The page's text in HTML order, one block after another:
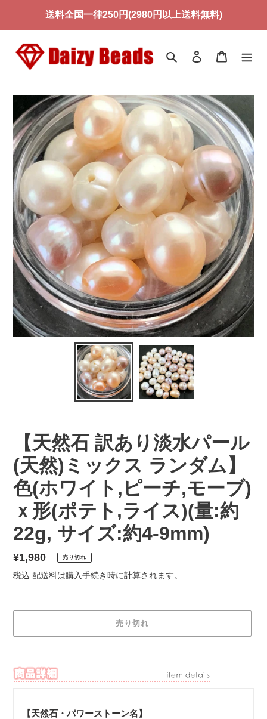
テ
送料全国一律250円(2980円以上送料無料)
検索 ログインカート
【天然石 訳あり淡水パール
(天然)ミックス ランダム】
色(ホワイト,ピーチ,モーブ)
ｘ形(ポテト,ライス)(量:約
22g, サイズ:約4-9mm)
通
常
¥1,980 売り切れ
税込 配送料は購入手続き時に計算されます。
売り切れ
ー
ト
【天然石・パワーストーン名】